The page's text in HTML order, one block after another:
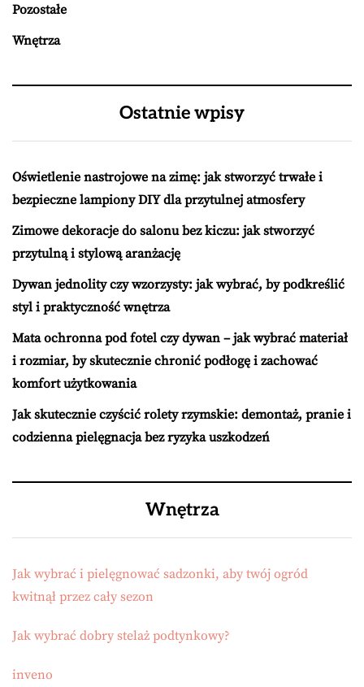
Pozostałe
Wnętrza
Ostatnie wpisy
Oświetlenie nastrojowe na zimę: jak stworzyć trwałe i
bezpieczne lampiony DIY dla przytulnej atmosfery
Zimowe dekoracje do salonu bez kiczu: jak stworzyć
przytulną i stylową aranżację
Dywan jednolity czy wzorzysty: jak wybrać, by podkreślić
styl i praktyczność wnętrza
Mata ochronna pod fotel czy dywan – jak wybrać materiał
i rozmiar, by skutecznie chronić podłogę i zachować
komfort użytkowania
Jak skutecznie czyścić rolety rzymskie: demontaż, pranie i
codzienna pielęgnacja bez ryzyka uszkodzeń
Wnętrza
Jak wybrać i pielęgnować sadzonki, aby twój ogród
kwitnął przez cały sezon
Jak wybrać dobry stelaż podtynkowy?
inveno